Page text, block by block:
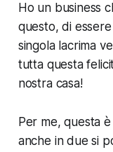
Ho un business
questo, di
singola lacrima
tutta questa
nostra casa!
Per me, questa
anche in due si